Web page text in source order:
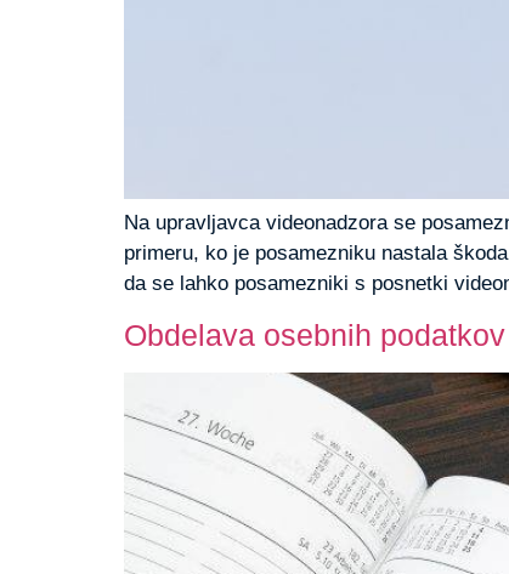
Na upravljavca videonadzora se
primeru, ko je posamezniku nastala
da se lahko posamezniki s posnetki
Obdelava osebnih